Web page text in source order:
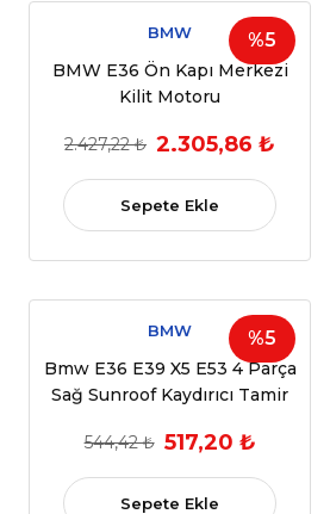
%5
BMW
BMW E36 Ön Kapı Merkezi
Kilit Motoru
2.427,22 ₺ 2.305,86 ₺
Sepete Ekle
%5
BMW
Bmw E36 E39 X5 E53 4 Parça
Sağ Sunroof Kaydırıcı Tamir
(OEM:811694523)
544,42 ₺ 517,20 ₺
Sepete Ekle